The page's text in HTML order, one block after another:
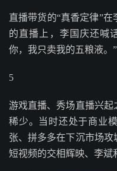
直播带货的“真香定律”
的直播上，李国庆还喊
你，我只卖我的五粮液。”
5
游戏直播、秀场直播兴
稀少。当时还处于商业
张、拼多多在下沉市场
短视频的交相辉映、李斌